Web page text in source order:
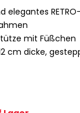
elegantes
mit Füßchen
cm dicke,